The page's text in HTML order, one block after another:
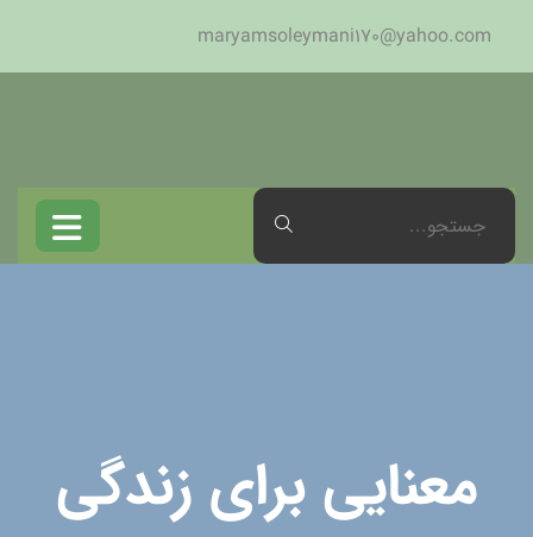
maryamsoleymani170@yahoo.com
معنایی برای زندگی